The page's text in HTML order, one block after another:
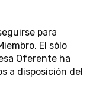
para
El sólo
Oferente ha
a disposición del